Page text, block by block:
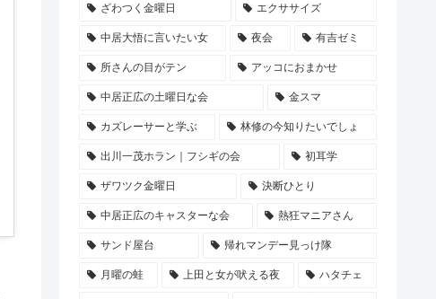
ざわつく金曜日 エクササイズ
中居大悟に言いたい女 夜会 有吉ゼミ
所さんの目がテン アッコにおまかせ
中居正広の土曜日な会 金スマ
カズレーサーと学ぶ 林修の今知りたいでしょ
出川一茂ホラン｜フシギの会 初耳学
ザワツク金曜日 決断ひとり
中居正広のキャスターな会 熱狂マニアさん
サンド屋台 帰れマンデー見っけ隊
月曜の蛙 上田と女が吠える夜 ハタチェ